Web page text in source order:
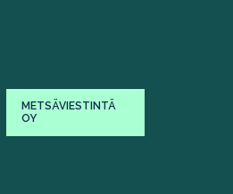
METSÄVIESTINTÄ
OY